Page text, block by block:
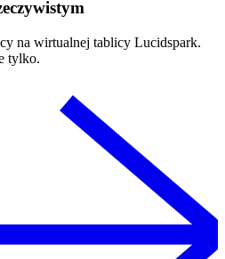
na wirtualnej tablicy Lucidspark.
tylko.